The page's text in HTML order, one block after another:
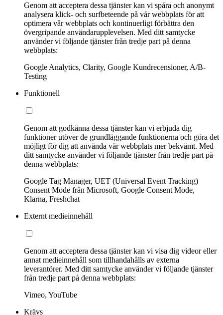
Genom att acceptera dessa tjänster kan vi spåra och anonymt
analysera klick- och surfbeteende på vår webbplats för att
optimera vår webbplats och kontinuerligt förbättra den
övergripande användarupplevelsen. Med ditt samtycke
använder vi följande tjänster från tredje part på denna
webbplats:
Google Analytics, Clarity, Google Kundrecensioner, A/B-
Testing
Funktionell
Genom att godkänna dessa tjänster kan vi erbjuda dig
funktioner utöver de grundläggande funktionerna och göra det
möjligt för dig att använda vår webbplats mer bekvämt. Med
ditt samtycke använder vi följande tjänster från tredje part på
denna webbplats:
Google Tag Manager, UET (Universal Event Tracking)
Consent Mode från Microsoft, Google Consent Mode,
Klarna, Freshchat
Externt medieinnehåll
Genom att acceptera dessa tjänster kan vi visa dig videor eller
annat medieinnehåll som tillhandahålls av externa
leverantörer. Med ditt samtycke använder vi följande tjänster
från tredje part på denna webbplats:
Vimeo, YouTube
Krävs